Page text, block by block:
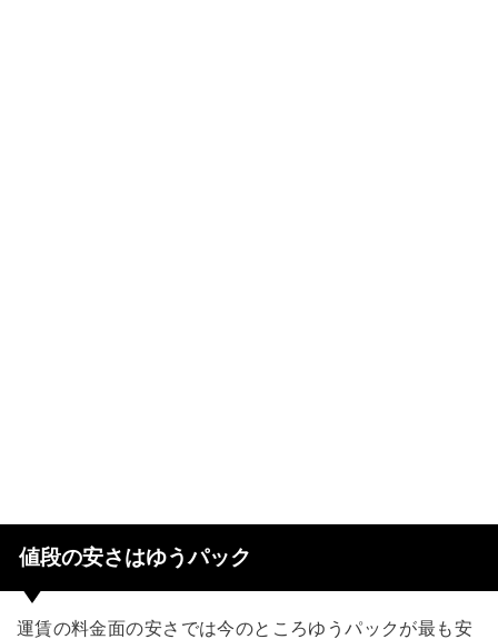
値段の安さはゆうパック
運賃の料金面の安さでは今のところゆうパックが最も安